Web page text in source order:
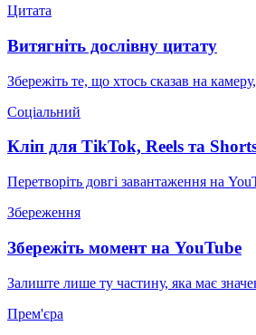
Цитата
Витягніть дослівну цитату
Збережіть те, що хтось сказав на
Соціальний
Кліп для TikTok, Reels та
Перетворіть довгі завантаження на
Збереження
Збережіть момент на YouTube
Залиште лише ту частину, яка має
Прем'єра